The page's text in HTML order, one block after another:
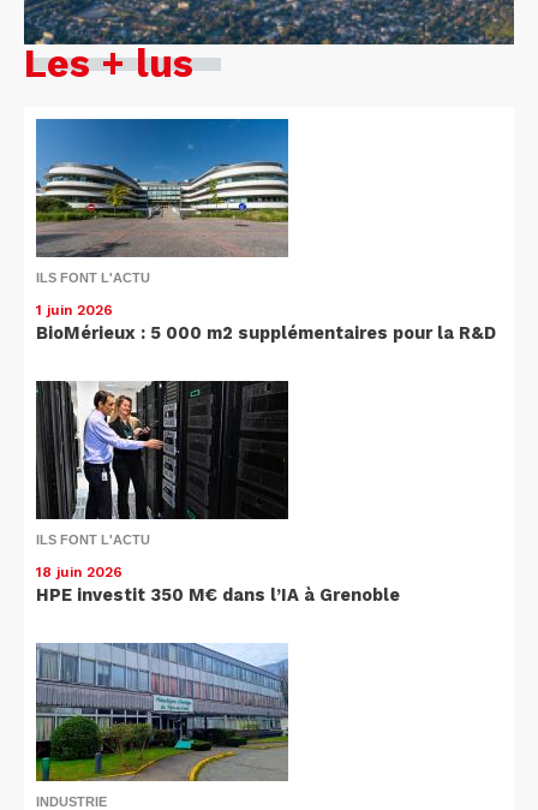
Les + lus
ILS FONT L'ACTU
1 juin 2026
BioMérieux : 5 000 m2 supplémentaires pour la R&D
ILS FONT L'ACTU
18 juin 2026
HPE investit 350 M€ dans l’IA à Grenoble
INDUSTRIE